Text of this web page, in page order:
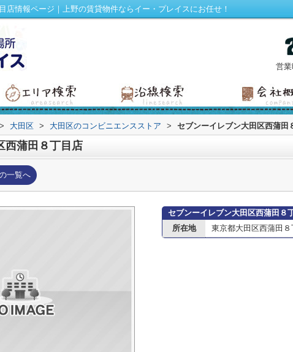
店情報ページ｜上野の賃貸物件ならイー・プレイスにお任せ！
営
> 大田区 > 大田区のコンビニエンスストア > セブンーイレブン大田区西蒲田
西蒲田８丁目店
一覧へ
セブンーイレブン大田区西蒲田８
所在地
東京都大田区西蒲田８